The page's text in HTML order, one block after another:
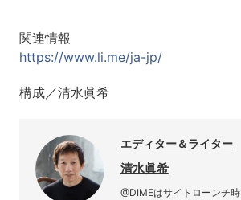
関連情報
https://www.li.me/ja-jp/
構成／清水眞希
エディター＆ライター
清水眞希
@DIMEはサイトローンチ